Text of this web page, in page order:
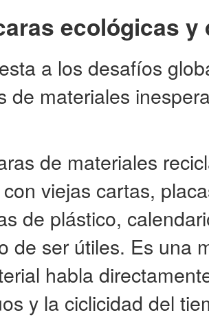
ecológicas y
a los desafíos
de materiales
de materiales
viejas cartas,
de plástico,
de ser útiles. Es una
habla
y la ciclicidad del